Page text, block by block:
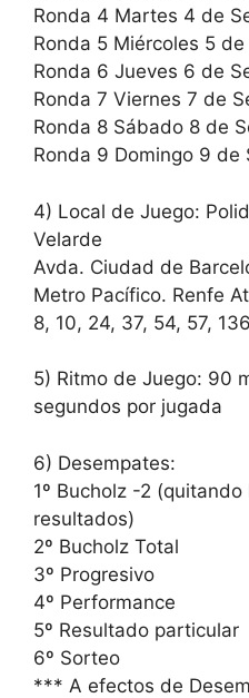
Ronda 4 Martes 4 de
Ronda 5 Miércoles 5
Ronda 6 Jueves 6 de
Ronda 7 Viernes 7 de
Ronda 8 Sábado 8 de
Ronda 9 Domingo 9
4) Local de Juego:
Velarde
Avda. Ciudad de
Metro Pacífico. Renfe
8, 10, 24, 37, 54, 57,
5) Ritmo de Juego: 90
segundos por jugada
6) Desempates:
1º Bucholz -2
resultados)
2º Bucholz Total
3º Progresivo
4º Performance
5º Resultado particular
6º Sorteo
*** A efectos de